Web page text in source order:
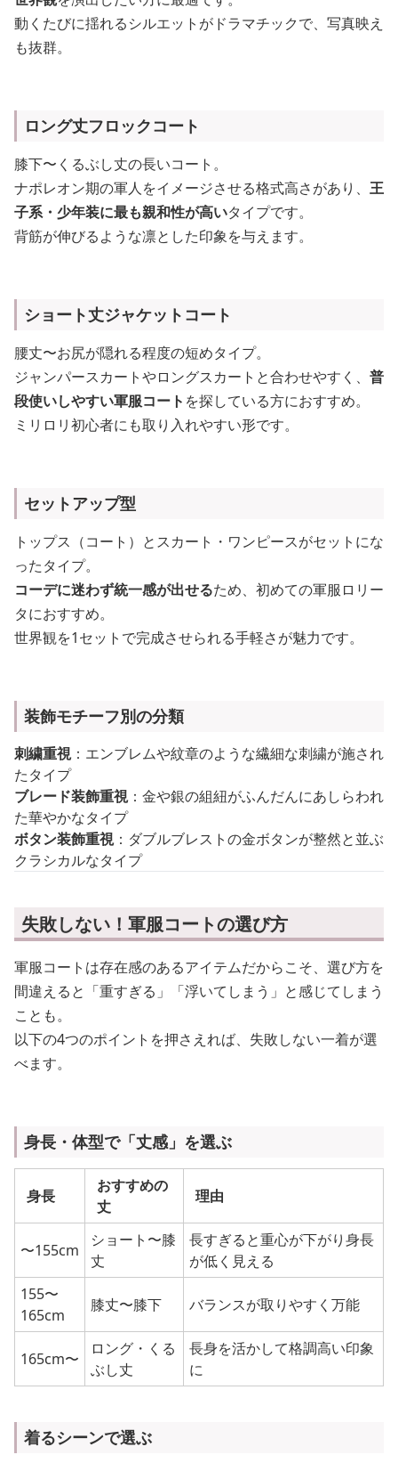
動くたびに揺れるシルエットがドラマチックで、写真映え
も抜群。
ロング丈フロックコート
膝下〜くるぶし丈の長いコート。
ナポレオン期の軍人をイメージさせる格式高さがあり、 王
子系・少年装に最も親和性が高いタイプです。
背筋が伸びるような凛とした印象を与えます。
ショート丈ジャケットコート
腰丈〜お尻が隠れる程度の短めタイプ。
ジャンパースカートやロングスカートと合わせやすく、 普
段使いしやすい軍服コート を探している方におすすめ。
ミリロリ初心者にも取り入れやすい形です。
セットアップ型
トップス（コート）とスカート・ワンピースがセットにな
ったタイプ。
コーデに迷わず統一感が出せるため、初めての軍服ロリー
タにおすすめ。
世界観を1セットで完成させられる手軽さが魅力です。
装飾モチーフ別の分類
刺繍重視：エンブレムや紋章のような繊細な刺繍が施され
たタイプ
ブレード装飾重視：金や銀の組紐がふんだんにあしらわれ
た華やかなタイプ
ボタン装飾重視：ダブルブレストの金ボタンが整然と並ぶ
クラシカルなタイプ
失敗しない！軍服コートの選び方
軍服コートは存在感のあるアイテムだからこそ、選び方を
間違えると「重すぎる」「浮いてしまう」と感じてしまう
ことも。
以下の4つのポイントを押さえれば、失敗しない一着が選
べます。
身長・体型で「丈感」を選ぶ
身長
おすすめの
丈
理由
〜155cm
ショート〜膝
丈
長すぎると重心が下がり身長
が低く見える
155〜
165cm
膝丈〜膝下 バランスが取りやすく万能
165cm〜
ロング・くる
ぶし丈
長身を活かして格調高い印象
に
着るシーンで選ぶ